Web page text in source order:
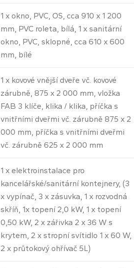
1 x okno, PVC, OS, cca 910 x 1 200
mm, PVC roleta, bílá, 1 x sanitární
okno, PVC, sklopné, cca 610 x 600
mm, bílé
1 x kovové vnější dveře vč. kovové
zárubně, 875 x 2 000 mm, vložka
FAB 3 klíče, klika / klika, příčka s
vnitřními dveřmi vč. zárubně 875 x 2
000 mm, příčka s vnitřními dveřmi
vč. zárubně 625 x 2 000 mm
1 x elektroinstalace pro
kancelářské/sanitární kontejnery, (3
x vypínač, 3 x zásuvka, 1 x rozvodná
skříň, 1x topení 2,0 kW, 1 x topení
0,50 kW, 2 x zářivka 2 x 36 W s
krytem, 2 x stropní svítidlo 1 x 60 W,
2 x průtokový ohřívač 5L)